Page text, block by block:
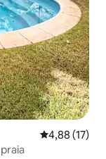
4,88 de uma
4,88 (17)